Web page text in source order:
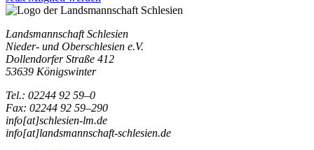
Landsmannschaft Schlesien
Nieder- und Oberschlesien e.V.
Dollendorfer Straße 412
53639 Königswinter
Tel.: 02244 92 59–0
Fax: 02244 92 59–290
info[at]schlesien-lm.de
info[at]landsmannschaft-schlesien.de